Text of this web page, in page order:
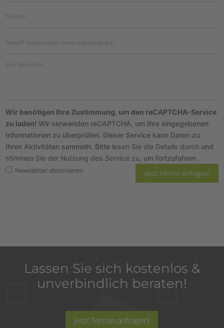
Wir benötigen Ihre Zustimmung, um den reCAPTCHA-Service
zu laden!Wir verwenden reCAPTCHA, um Ihre eingegebenen
Informationen zu überprüfen. Dieser Service kann Daten zu
Ihren Aktivitäten sammeln. Bitte lesen Sie die Details durch und
stimmen Sie der Nutzung des Service zu, um fortzufahren.
Newsletter abonnieren
Lassen Sie sich kostenlos &
unverbindlich beraten!
Jetzt Termin anfragen!